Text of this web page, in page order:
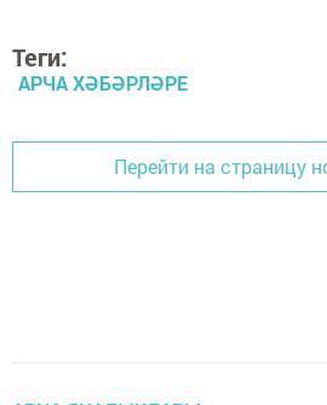
Теги:
АРЧА ХӘБӘРЛӘРЕ
Перейти на страницу